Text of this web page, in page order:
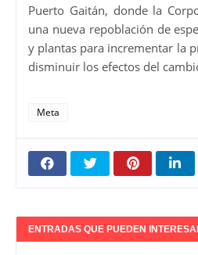
Puerto Gaitán, donde la
una nueva repoblación de
y plantas para incrementar la
disminuir los efectos del
Meta
ENTRADAS QUE PUEDEN